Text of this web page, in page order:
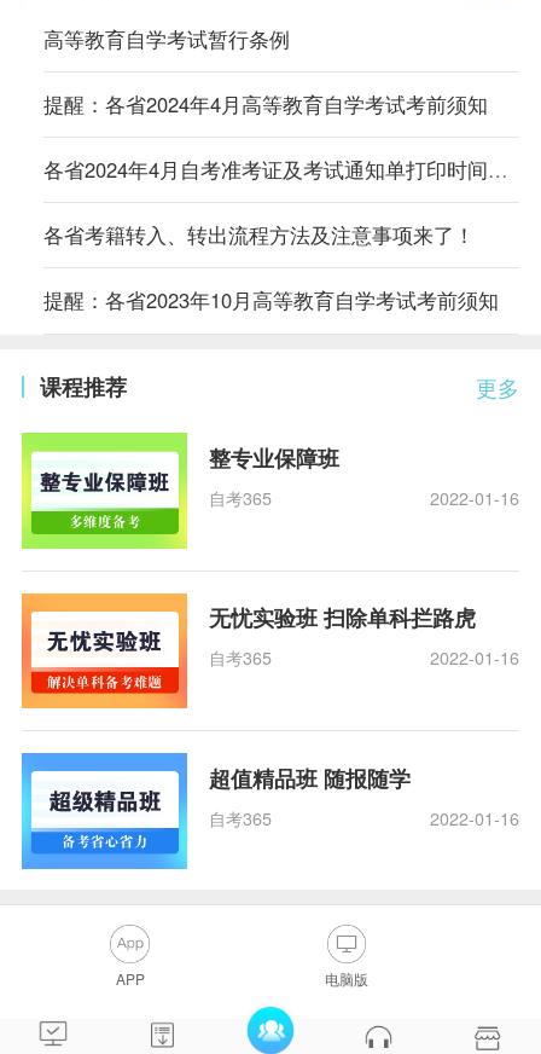
高等教育自学考试暂行条例
提醒：各省2024年4月高等教育自学考试考前须知
各省2024年4月自考准考证及考试通知单打印时间及入口汇总
各省考籍转入、转出流程方法及注意事项来了！
提醒：各省2023年10月高等教育自学考试考前须知
更多
课程推荐
整专业保障班
自考365 2022-01-16
无忧实验班 扫除单科拦路虎
自考365 2022-01-16
超值精品班 随报随学
自考365 2022-01-16
APP 电脑版